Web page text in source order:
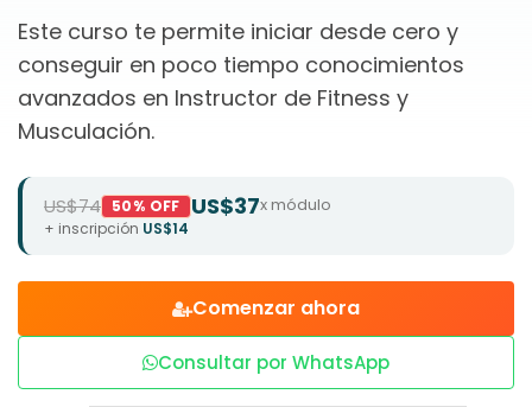
Este curso te permite iniciar desde cero y
conseguir en poco tiempo conocimientos
avanzados en Instructor de Fitness y
Musculación.
US$74 50% OFF US$37x módulo
+ inscripción US$14
Comenzar ahora
Consultar por WhatsApp